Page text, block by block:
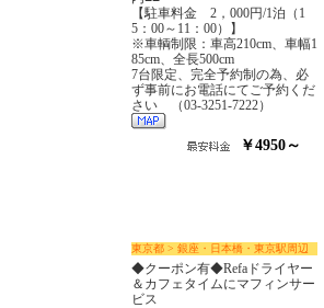
【駐車料金 2，000円/1泊（1
5：00～11：00）】
※車輌制限：車高210cm、車幅1
85cm、全長500cm
7台限定、完全予約制の為、必
ず事前にお電話にてご予約くだ
さい （03-3251-7222）
￥4950～
東京都 > 銀座・日本橋・東京駅周辺
◆クーポン有◆Refaドライヤー
＆カフェタイムにマフィンサー
ビス